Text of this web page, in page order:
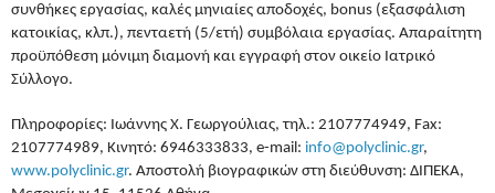
συνθήκες εργασίας, καλές μηνιαίες αποδοχές, bonus (εξασφάλιση
κατοικίας, κλπ.), πενταετή (5/ετή) συμβόλαια εργασίας. Απαραίτητη
προϋπόθεση μόνιμη διαμονή και εγγραφή στον οικείο Ιατρικό
Σύλλογο.
Πληροφορίες: Ιωάννης Χ. Γεωργούλιας, τηλ.: 2107774949, Fax:
2107774989, Κινητό: 6946333833, e-mail: info@polyclinic.gr,
www.polyclinic.gr. Αποστολή βιογραφικών στη διεύθυνση: ΔΙΠΕΚΑ,